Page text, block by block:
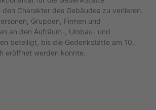
den Charakter des Gebäudes zu verlieren.
Gruppen, Firmen und
an den Aufräum-, Umbau- und
beteiligt, bis die Gedenkstätte am 10.
eröffnet werden konnte.